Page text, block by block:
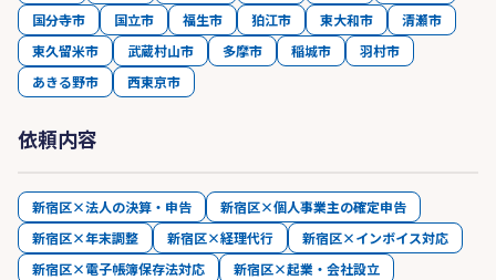
国分寺市
国立市 福生市 狛江市 東大和市
清瀬市
東久留米市
武蔵村山市 多摩市 稲城市
羽村市
あきる野市
西東京市
依頼内容
新宿区×法人の決算・申告
新宿区×個人事業主の確定申告
新宿区×年末調整
新宿区×経理代行
新宿区×インボイス対応
新宿区×電子帳簿保存法対応
新宿区×起業・会社設立